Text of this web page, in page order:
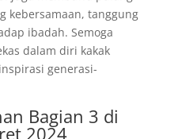
kebersamaan, tanggung
ibadah. Semoga
dalam diri kakak
generasi-
Bagian 3 di
2024